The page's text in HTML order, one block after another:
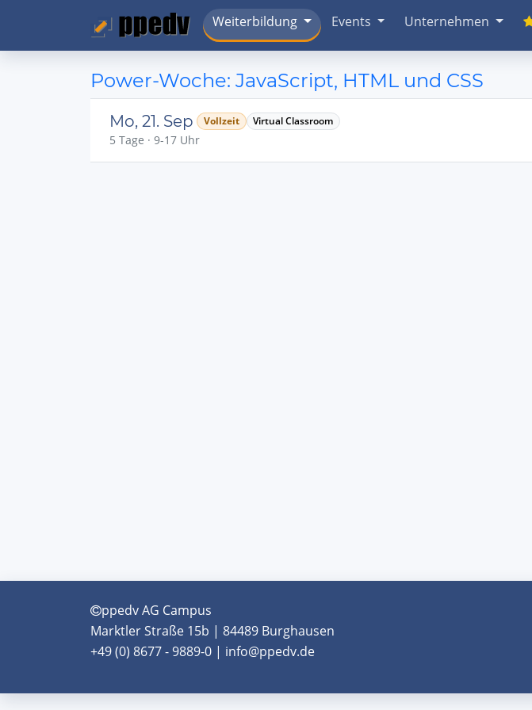
Weiterbildung Events Unternehmen
Power-Woche: JavaScript, HTML und CSS
Mo, 21. Sep Vollzeit Virtual Classroom
5 Tage · 9-17 Uhr
ppedv AG Campus
Marktler Straße 15b | 84489 Burghausen
+49 (0) 8677 - 9889-0 | info@ppedv.de